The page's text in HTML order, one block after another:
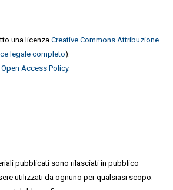
una licenza Creative Commons Attribuzione
legale completo).
Open Access Policy.
pubblicati sono rilasciati in pubblico
utilizzati da ognuno per qualsiasi scopo.